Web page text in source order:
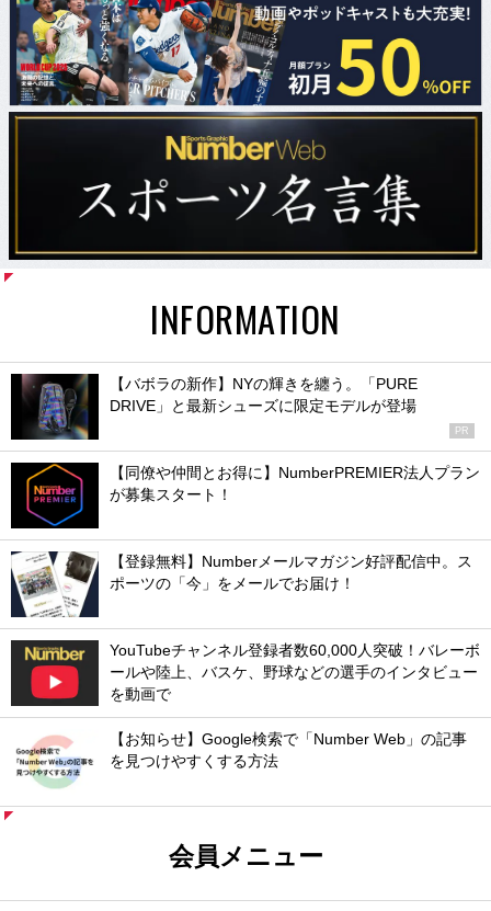
INFORMATION
【バボラの新作】NYの輝きを纏う。「PURE
DRIVE」と最新シューズに限定モデルが登場
PR
【同僚や仲間とお得に】NumberPREMIER法人プラン
が募集スタート！
【登録無料】Numberメールマガジン好評配信中。ス
ポーツの「今」をメールでお届け！
YouTubeチャンネル登録者数60,000人突破！バレーボ
ールや陸上、バスケ、野球などの選手のインタビュー
を動画で
【お知らせ】Google検索で「Number Web」の記事
を見つけやすくする方法
会員メニュー